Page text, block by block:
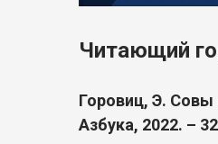
Читающий
Горовиц, Э. Совы
Азбука, 2022. –